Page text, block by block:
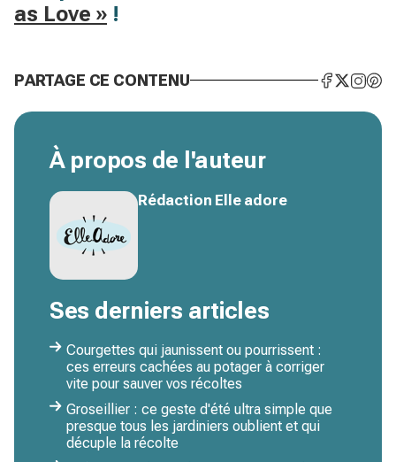
as Love » !
PARTAGE CE CONTENU
À propos de l'auteur
Rédaction Elle adore
Ses derniers articles
Courgettes qui jaunissent ou pourrissent :
ces erreurs cachées au potager à corriger
vite pour sauver vos récoltes
Groseillier : ce geste d'été ultra simple que
presque tous les jardiniers oublient et qui
décuple la récolte